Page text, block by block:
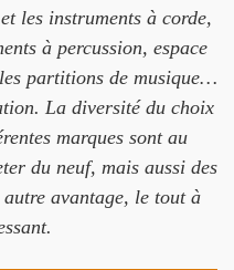
les instruments à corde,
à percussion, espace
partitions de musique…
La diversité du choix
marques sont au
du neuf, mais aussi des
avantage, le tout à